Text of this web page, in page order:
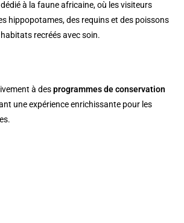
à la faune africaine, où les visiteurs
hippopotames, des requins et des poissons
recréés avec soin.
à desprogrammes de conservation
une expérience enrichissante pour les